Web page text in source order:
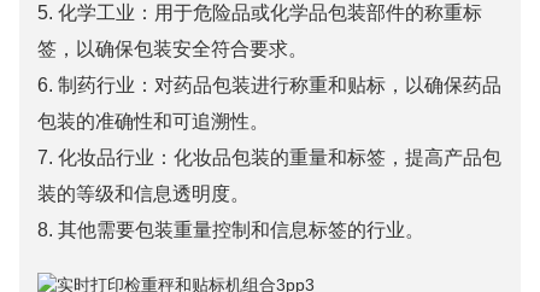
5. 化学工业：用于危险​​品或化学品包装部件的称重标
签，以确保包装安全符合要求。
6. 制药行业：对药品包装进行称重和贴标，以确保药品
包装的准确性和可追溯性。
7. 化妆品行业：化妆品包装的重量和标签，提高产品包
装的等级和信息透明度。
8. 其他需要包装重量控制和信息标签的行业。